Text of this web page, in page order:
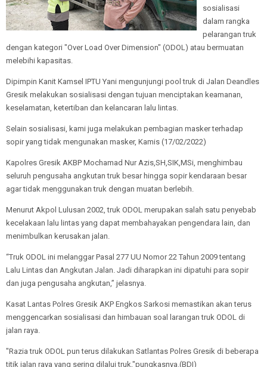
sosialisasi
dalam rangka
pelarangan truk
dengan kategori "Over Load Over Dimension" (ODOL) atau bermuatan
melebihi kapasitas.
Dipimpin Kanit Kamsel IPTU Yani mengunjungi pool truk di Jalan Deandles
Gresik melakukan sosialisasi dengan tujuan menciptakan keamanan,
keselamatan, ketertiban dan kelancaran lalu lintas.
Selain sosialisasi, kami juga melakukan pembagian masker terhadap
sopir yang tidak mengunakan masker, Kamis (17/02/2022)
Kapolres Gresik AKBP Mochamad Nur Azis,SH,SIK,MSi, menghimbau
seluruh pengusaha angkutan truk besar hingga sopir kendaraan besar
agar tidak menggunakan truk dengan muatan berlebih.
Menurut Akpol Lulusan 2002, truk ODOL merupakan salah satu penyebab
kecelakaan lalu lintas yang dapat membahayakan pengendara lain, dan
menimbulkan kerusakan jalan.
“Truk ODOL ini melanggar Pasal 277 UU Nomor 22 Tahun 2009 tentang
Lalu Lintas dan Angkutan Jalan. Jadi diharapkan ini dipatuhi para sopir
dan juga pengusaha angkutan,” jelasnya.
Kasat Lantas Polres Gresik AKP Engkos Sarkosi memastikan akan terus
menggencarkan sosialisasi dan himbauan soal larangan truk ODOL di
jalan raya.
"Razia truk ODOL pun terus dilakukan Satlantas Polres Gresik di beberapa
titik jalan raya yang sering dilalui truk,"pungkasnya.(BDI)